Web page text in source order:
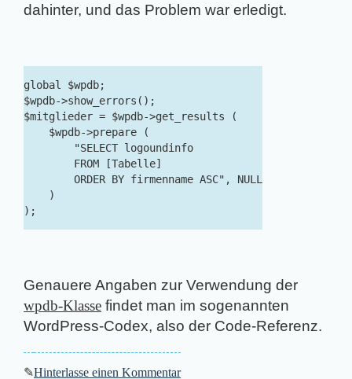
dahinter, und das Problem war erledigt.
global $wpdb;
$wpdb->show_errors();
$mitglieder = $wpdb->get_results (
    $wpdb->prepare (
        "SELECT logoundinfo
        FROM [Tabelle]
        ORDER BY firmenname ASC", NULL
    )
Genauere Angaben zur Verwendung der
wpdb-Klasse findet man im sogenannten
WordPress-Codex, also der Code-Referenz.
✎Hinterlasse einen Kommentar